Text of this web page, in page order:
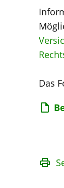
Das